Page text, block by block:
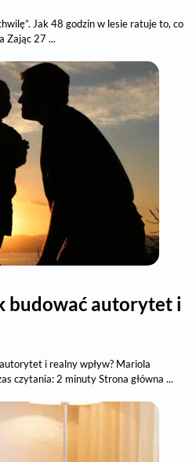
Jak 48 godzin w lesie ratuje to, co
Zając 27 ...
budować autorytet i
i realny wpływ? Mariola
czytania: 2 minuty Strona główna ...